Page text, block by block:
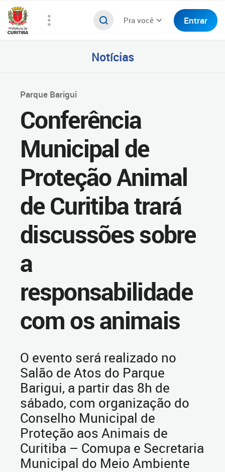
Pra você Entrar
Notícias
Parque Barigui
Conferência
Municipal de
Proteção Animal
de Curitiba trará
discussões sobre
a
responsabilidade
com os animais
O evento será realizado no
Salão de Atos do Parque
Barigui, a partir das 8h de
sábado, com organização do
Conselho Municipal de
Proteção aos Animais de
Curitiba – Comupa e Secretaria
Municipal do Meio Ambiente